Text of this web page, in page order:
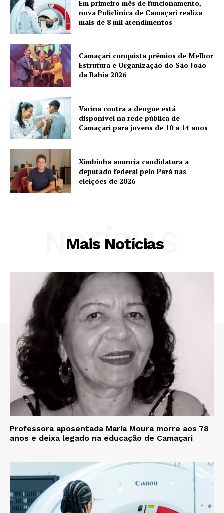
Em primeiro mês de funcionamento,
nova Policlínica de Camaçari realiza
mais de 8 mil atendimentos
Camaçari conquista prêmios de Melhor
Estrutura e Organização do São João
da Bahia 2026
Vacina contra a dengue está
disponível na rede pública de
Camaçari para jovens de 10 a 14 anos
Ximbinha anuncia candidatura a
deputado federal pelo Pará nas
eleições de 2026
Mais Notícias
NOTÍCIAS
Professora aposentada Maria Moura morre aos 78
anos e deixa legado na educação de Camaçari